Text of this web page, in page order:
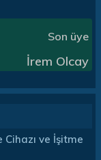
Son üye
İrem Olcay
ve İşitme